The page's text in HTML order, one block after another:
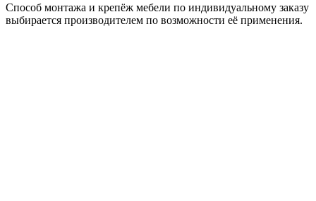
Способ монтажа и крепёж мебели по индивидуальному заказу
выбирается производителем по возможности её применения.